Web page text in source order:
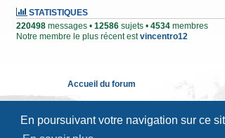
En poursuivant votre navigation sur ce
STATISTIQUES
220498 messages • 12586 sujets • 4534 membres
Notre membre le plus récent estvincentro12
Accueil du forum